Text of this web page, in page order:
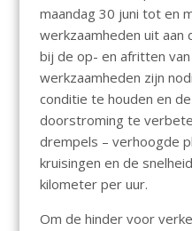
b
o
o
k
s
A
p
p
l
maandag 30 juni tot en
werkzaamheden uit aan
bij de op- en afritten
werkzaamheden zijn
conditie te houden en
doorstroming te
drempels – verhoogde
kruisingen en de
kilometer per uur.
Om de hinder voor